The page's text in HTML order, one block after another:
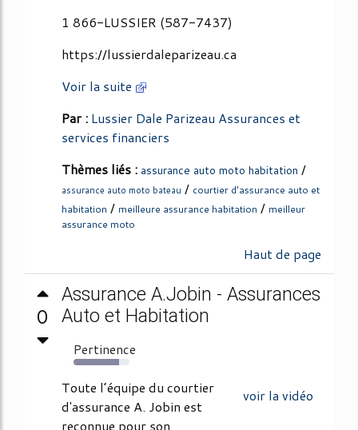
1 866-LUSSIER (587-7437)
https://lussierdaleparizeau.ca
Voir la suite
Par : Lussier Dale Parizeau Assurances et
services financiers
Thèmes liés : assurance auto moto habitation /
assurance auto moto bateau / courtier d'assurance auto et
habitation / meilleure assurance habitation / meilleur
assurance moto
Haut de page
0
Assurance A.Jobin - Assurances
Auto et Habitation
Pertinence
82%
voir la vidéo
Toute l’équipe du courtier
d'assurance A. Jobin est
reconnue pour son